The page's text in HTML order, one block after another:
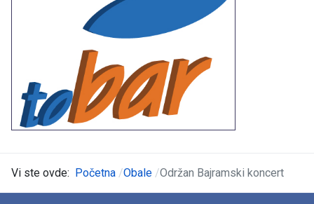
Vi ste ovde: Početna Obale Održan Bajramski koncert